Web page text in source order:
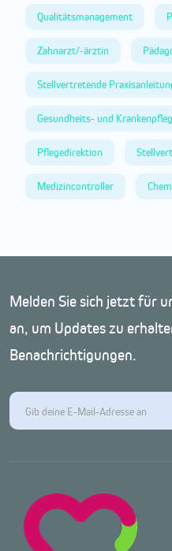
Qualitätsmanagement
Zahnarzt/-ärztin
Stellvertretende
Gesundheits- und
Pflegedirektion
Medizincontroller
Melden Sie sich jetzt für
an, um Updates zu
Benachrichtigungen.